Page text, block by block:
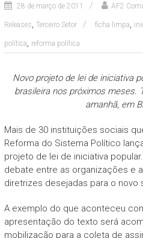
28 de março de 2011 AF2
Releases, Terceiro Setor ficha limpa,
política, reforma política
Novo projeto de lei de iniciativa
brasileira nos próximos meses.
amanhã, em
Mais de 30 instituições sociais
Reforma do Sistema Político
projeto de lei de iniciativa
debate entre as organizações e
diretrizes desejadas para o novo
A exemplo do que aconteceu
apresentação do texto será
mobilização para a coleta de